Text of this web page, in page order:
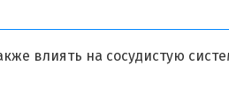
влиять на сосудистую